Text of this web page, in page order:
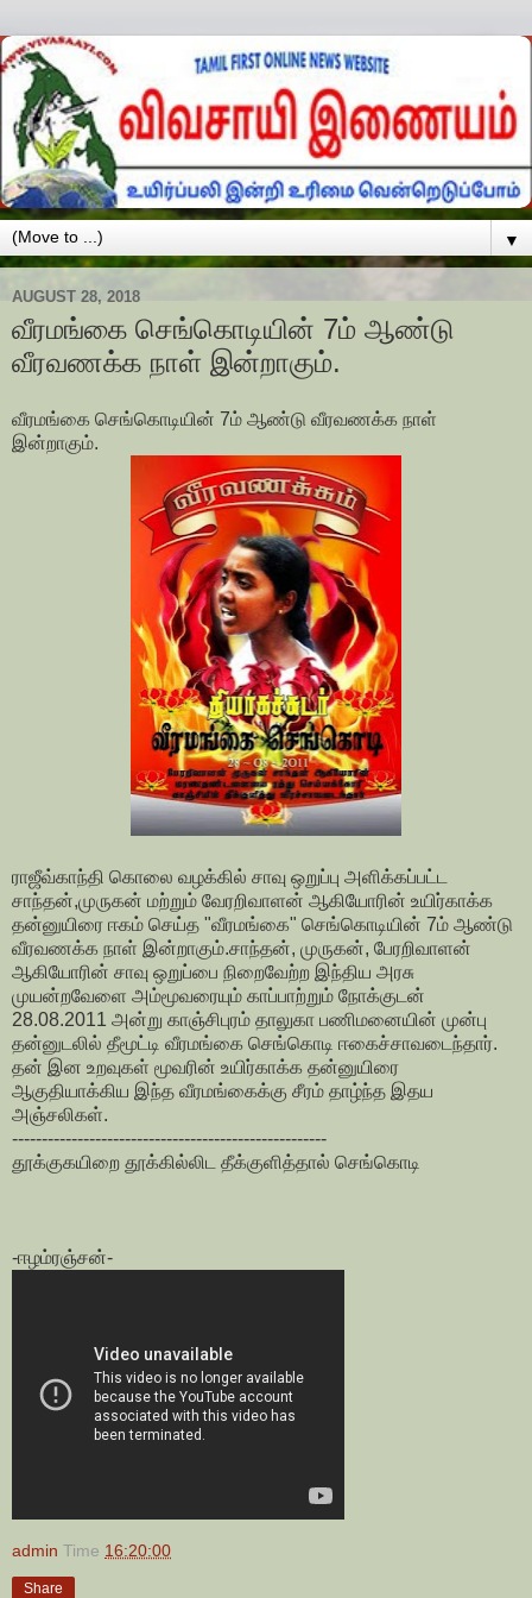
▼
AUGUST 28, 2018
வீரமங்கை செங்கொடியின் 7ம் ஆண்டு
வீரவணக்க நாள் இன்றாகும்.
வீரமங்கை செங்கொடியின் 7ம் ஆண்டு வீரவணக்க நாள்
இன்றாகும்.
ராஜீவ்காந்தி கொலை வழக்கில் சாவு ஒறுப்பு அளிக்கப்பட்ட
சாந்தன்,முருகன் மற்றும் வேரறிவாளன் ஆகியோரின் உயிர்காக்க
தன்னுயிரை ஈகம் செய்த "வீரமங்கை" செங்கொடியின் 7ம் ஆண்டு
வீரவணக்க நாள் இன்றாகும்.சாந்தன், முருகன், பேரறிவாளன்
ஆகியோரின் சாவு ஒறுப்பை நிறைவேற்ற இந்திய அரசு
முயன்றவேளை அம்மூவரையும் காப்பாற்றும் நோக்குடன்
28.08.2011 அன்று காஞ்சிபுரம் தாலுகா பணிமனையின் முன்பு
தன்னுடலில் தீமூட்டி வீரமங்கை செங்கொடி ஈகைச்சாவடைந்தார்.
தன் இன உறவுகள் மூவரின் உயிர்காக்க தன்னுயிரை
ஆகுதியாக்கிய இந்த வீரமங்கைக்கு சீரம் தாழ்ந்த இதய
அஞ்சலிகள்.
-----------------------------------------------------
தூக்குகயிறை தூக்கில்லிட தீக்குளித்தால் செங்கொடி
-ஈழம்ரஞ்சன்-
admin Time 16:20:00
Share